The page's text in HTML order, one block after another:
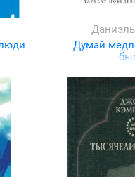
Думай